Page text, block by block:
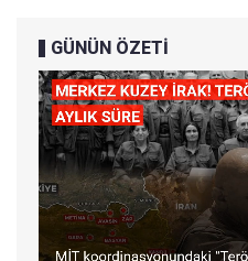
GÜNÜN ÖZETİ